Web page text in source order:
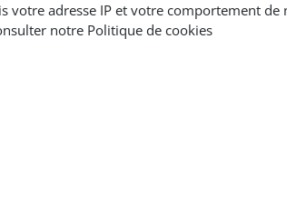
internationale
votre adresse IP et votre comportement de
notre Politique de cookies